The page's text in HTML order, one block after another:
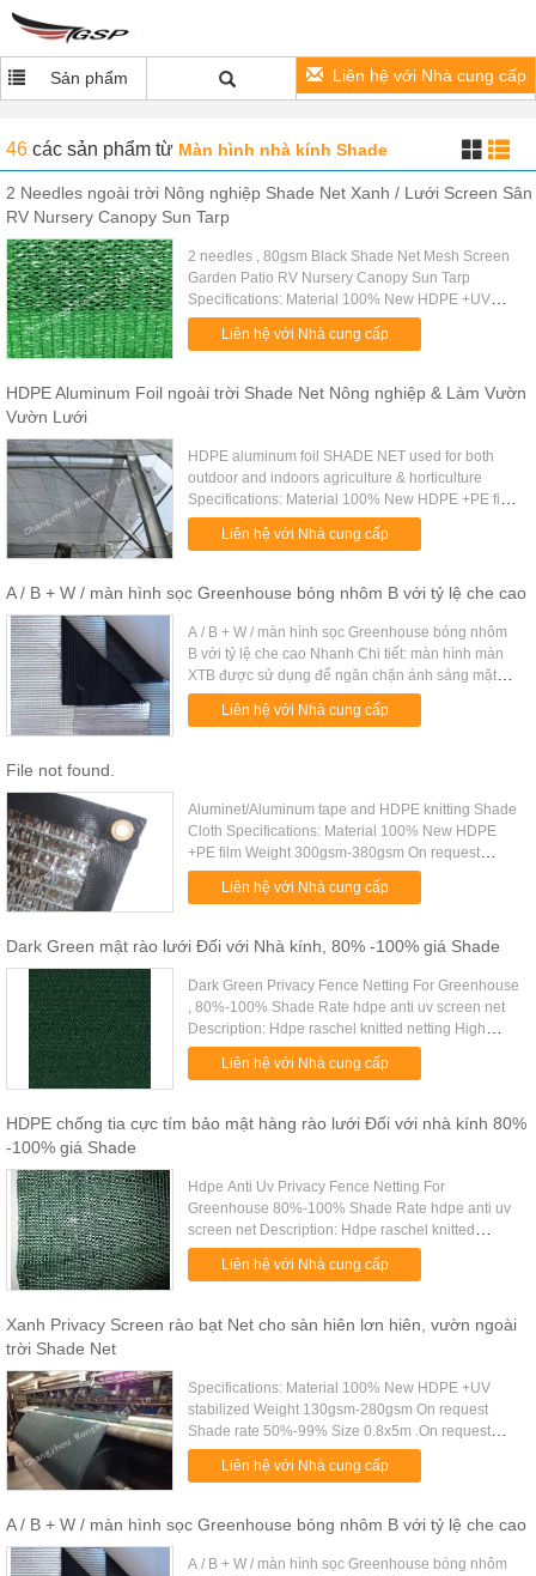
Sản phẩm Liên hệ với Nhà cung cấp
46 các sản phẩm từ Màn hình nhà kính Shade
2 Needles ngoài trời Nông nghiệp Shade Net Xanh / Lưới Screen Sân
RV Nursery Canopy Sun Tarp
2 needles , 80gsm Black Shade Net Mesh Screen
Garden Patio RV Nursery Canopy Sun Tarp
Specifications: Material 100% New HDPE +UV
stabilized Weight 35gsm-380gsm On request
Shade rate 10%-99% Net width Any size ....
Liên hệ với Nhà cung cấp
HDPE Aluminum Foil ngoài trời Shade Net Nông nghiệp & Làm Vườn
Vườn Lưới
HDPE aluminum foil SHADE NET used for both
outdoor and indoors agriculture & horticulture
Specifications: Material 100% New HDPE +PE film
Weight 300gsm-380gsm On request Shade rate
95%-99% Net width Any size is ...
Liên hệ với Nhà cung cấp
A / B + W / màn hình sọc Greenhouse bóng nhôm B với tỷ lệ che cao
A / B + W / màn hình sọc Greenhouse bóng nhôm
B với tỷ lệ che cao Nhanh Chi tiết: màn hình màn
XTB được sử dụng để ngăn chặn ánh sáng mặt
trời đi vào một nhà kính. Nó là cần thiết để kiểm
soát thời gian nở hoa. ...
Liên hệ với Nhà cung cấp
File not found.
Aluminet/Aluminum tape and HDPE knitting Shade
Cloth Specifications: Material 100% New HDPE
+PE film Weight 300gsm-380gsm On request
Shade rate 95%-99% Net width Any size is
available for width below 6 meter .....
Liên hệ với Nhà cung cấp
Dark Green mật rào lưới Đối với Nhà kính, 80% -100% giá Shade
Dark Green Privacy Fence Netting For Greenhouse
, 80%-100% Shade Rate hdpe anti uv screen net
Description: Hdpe raschel knitted netting High
quality with anti uv High screen power with nice
color and good air ....
Liên hệ với Nhà cung cấp
HDPE chống tia cực tím bảo mật hàng rào lưới Đối với nhà kính 80%
-100% giá Shade
Hdpe Anti Uv Privacy Fence Netting For
Greenhouse 80%-100% Shade Rate hdpe anti uv
screen net Description: Hdpe raschel knitted
netting High quality with anti uv High screen power
with nice color and good air ....
Liên hệ với Nhà cung cấp
Xanh Privacy Screen rào bạt Net cho sàn hiên lơn hiên, vườn ngoài
trời Shade Net
Specifications: Material 100% New HDPE +UV
stabilized Weight 130gsm-280gsm On request
Shade rate 50%-99% Size 0.8x5m .On request
Colours Dark green .On request Useful life 3-10
years Type Warp knitted Export .....
Liên hệ với Nhà cung cấp
A / B + W / màn hình sọc Greenhouse bóng nhôm B với tỷ lệ che cao
A / B + W / màn hình sọc Greenhouse bóng nhôm